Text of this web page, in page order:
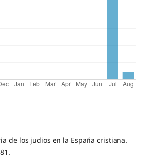
de los judios en la España cristiana.